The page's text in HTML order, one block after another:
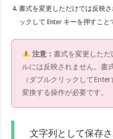
書式を変更しただけでは反映
ックして Enter キーを押すこと
注意：書式を変更した
ルには反映されません。書
（ダブルクリックして
変換する操作が必要です。
文字列として保存